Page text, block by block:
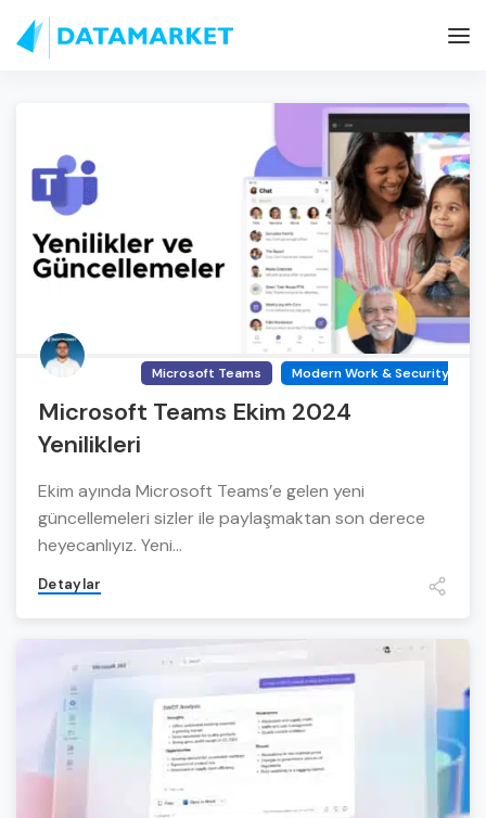
Microsoft Teams Modern Work & Security
Microsoft Teams Ekim 2024
Yenilikleri
Ekim ayında Microsoft Teams’e gelen yeni
güncellemeleri sizler ile paylaşmaktan son derece
heyecanlıyız. Yeni...
Detaylar